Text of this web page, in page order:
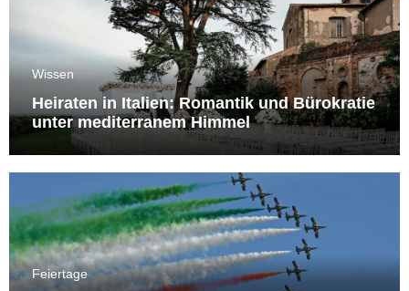
Wissen
Heiraten in Italien: Romantik und Bürokratie
unter mediterranem Himmel
Feiertage